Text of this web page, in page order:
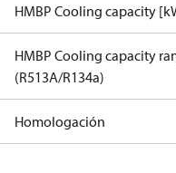
HMBP Cooling capacity
HMBP Cooling capacity
(R513A/R134a)
Homologación